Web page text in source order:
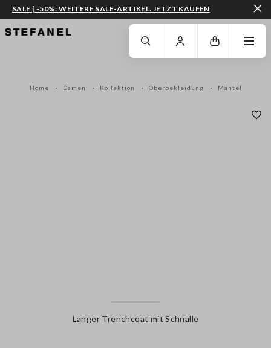
ZUM HAUPTINHALT SPRINGEN GEHEN SIE ZUM ENDE DER SEITE
SALE | -50%: WEITERE SALE-ARTIKEL. JETZT KAUFEN
Home Damen Kollektion Oberbekleidung Mäntel
Langer Trenchcoat mit Schnalle